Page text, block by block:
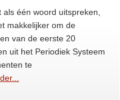
als één woord uitspreken,
makkelijker om de
van de eerste 20
uit het Periodiek Systeem
te